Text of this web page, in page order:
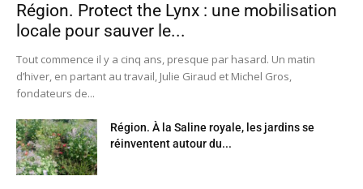
Région. Protect the Lynx : une mobilisation
locale pour sauver le...
Tout commence il y a cinq ans, presque par hasard. Un matin
d’hiver, en partant au travail, Julie Giraud et Michel Gros,
fondateurs de...
Région. À la Saline royale, les jardins se
réinventent autour du...